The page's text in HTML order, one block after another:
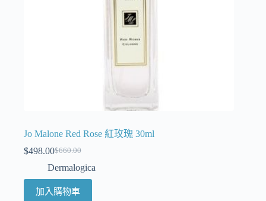
Jo Malone Red Rose 紅玫瑰 30ml
$660.00
$498.00
Dermalogica
加入購物車